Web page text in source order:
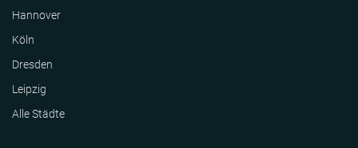
Hannover
Köln
Dresden
Leipzig
Alle Städte